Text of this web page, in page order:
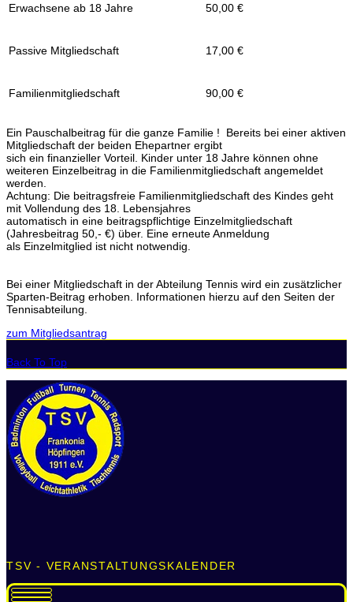
Erwachsene ab 18 Jahre 50,00 €
Passive Mitgliedschaft 17,00 €
Familienmitgliedschaft 90,00 €
Ein Pauschalbeitrag für die ganze Familie ! Bereits bei einer aktiven
Mitgliedschaft der beiden Ehepartner ergibt
sich ein finanzieller Vorteil. Kinder unter 18 Jahre können ohne
weiteren Einzelbeitrag in die Familienmitgliedschaft angemeldet
werden.
Achtung: Die beitragsfreie Familienmitgliedschaft des Kindes geht
mit Vollendung des 18. Lebensjahres
automatisch in eine beitragspflichtige Einzelmitgliedschaft
(Jahresbeitrag 50,- €) über. Eine erneute Anmeldung
als Einzelmitglied ist nicht notwendig.
Bei einer Mitgliedschaft in der Abteilung Tennis wird ein zusätzlicher
Sparten-Beitrag erhoben. Informationen hierzu auf den Seiten der
Tennisabteilung.
zum Mitgliedsantrag
Back To Top
TSV - VERANSTALTUNGSKALENDER